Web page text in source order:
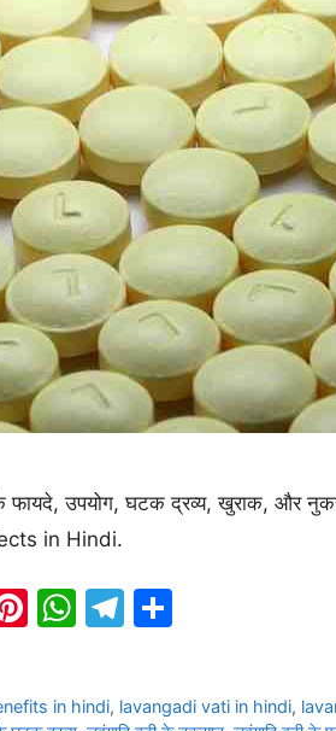
के फायदे, उपयोग, घटक द्रव्य, खुराक,
in Hindi.
Pi W T
in hindi, lavangadi vati in hindi,